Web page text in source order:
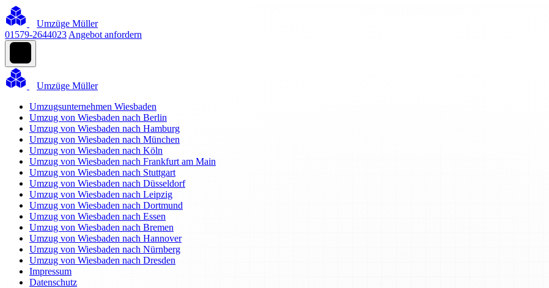
Umzüge Müller
01579-2644023 Angebot anfordern
Umzüge Müller
Umzugsunternehmen Wiesbaden
Umzug von Wiesbaden nach Berlin
Umzug von Wiesbaden nach Hamburg
Umzug von Wiesbaden nach München
Umzug von Wiesbaden nach Köln
Umzug von Wiesbaden nach Frankfurt am Main
Umzug von Wiesbaden nach Stuttgart
Umzug von Wiesbaden nach Düsseldorf
Umzug von Wiesbaden nach Leipzig
Umzug von Wiesbaden nach Dortmund
Umzug von Wiesbaden nach Essen
Umzug von Wiesbaden nach Bremen
Umzug von Wiesbaden nach Hannover
Umzug von Wiesbaden nach Nürnberg
Umzug von Wiesbaden nach Dresden
Impressum
Datenschutz